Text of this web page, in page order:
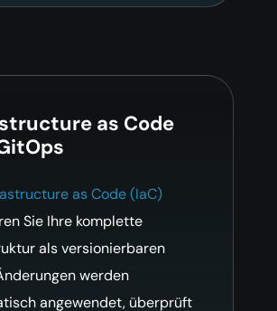
as Code
as Code (IaC)
Sie Ihre komplette
als versionierbaren
werden
angewendet, überprüft